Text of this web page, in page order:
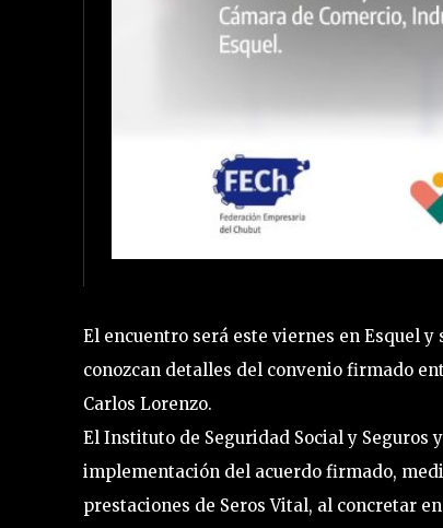
El encuentro será este viernes en Esquel
conozcan detalles del convenio firmado
Carlos Lorenzo.
El Instituto de Seguridad Social y Seguros
implementación del acuerdo firmado,
prestaciones de Seros Vital, al concretar